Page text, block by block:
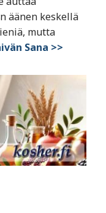
äänen keskellä
mutta
Sana >>